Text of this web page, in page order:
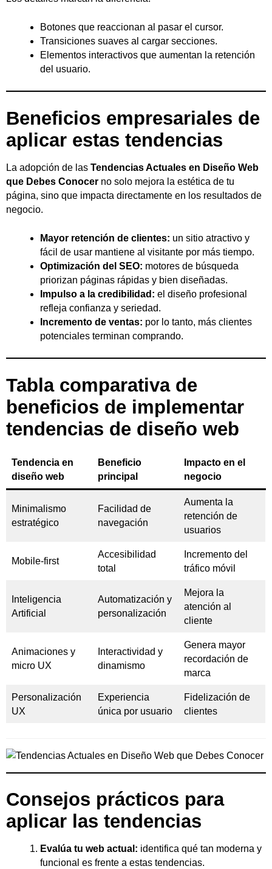
Botones que reaccionan al pasar el cursor.
Transiciones suaves al cargar secciones.
Elementos interactivos que aumentan la retención
del usuario.
Beneficios empresariales de
aplicar estas tendencias
La adopción de las Tendencias Actuales en Diseño Web
que Debes Conocer no solo mejora la estética de tu
página, sino que impacta directamente en los resultados de
negocio.
Mayor retención de clientes: un sitio atractivo y
fácil de usar mantiene al visitante por más tiempo.
Optimización del SEO: motores de búsqueda
priorizan páginas rápidas y bien diseñadas.
Impulso a la credibilidad: el diseño profesional
refleja confianza y seriedad.
Incremento de ventas: por lo tanto, más clientes
potenciales terminan comprando.
Tabla comparativa de
beneficios de implementar
tendencias de diseño web
Tendencia en
diseño web
Beneficio
principal
Impacto en el
negocio
Minimalismo
estratégico
Facilidad de
navegación
Aumenta la
retención de
usuarios
Mobile-first
Accesibilidad
total
Incremento del
tráfico móvil
Inteligencia
Artificial
Automatización y
personalización
Mejora la
atención al
cliente
Animaciones y
micro UX
Interactividad y
dinamismo
Genera mayor
recordación de
marca
Personalización
UX
Experiencia
única por usuario
Fidelización de
clientes
Consejos prácticos para
aplicar las tendencias
Evalúa tu web actual: identifica qué tan moderna y
funcional es frente a estas tendencias.